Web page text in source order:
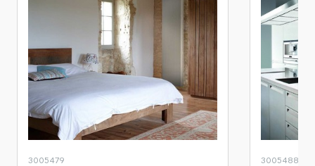
3005479 3005488